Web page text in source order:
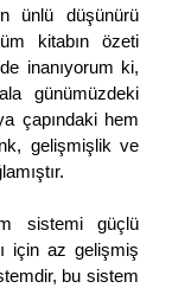
ünlü düşünürü
kitabın özeti
inanıyorum ki,
günümüzdeki
çapındaki hem
gelişmişlik ve
sistemi güçlü
için az gelişmiş
bu sistem